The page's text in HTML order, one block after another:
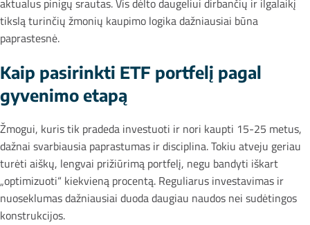
aktualus pinigų srautas. Vis dėlto daugeliui dirbančių ir ilgalaikį
tikslą turinčių žmonių kaupimo logika dažniausiai būna
paprastesnė.
Kaip pasirinkti ETF portfelį pagal
gyvenimo etapą
Žmogui, kuris tik pradeda investuoti ir nori kaupti 15-25 metus,
dažnai svarbiausia paprastumas ir disciplina. Tokiu atveju geriau
turėti aiškų, lengvai prižiūrimą portfelį, negu bandyti iškart
„optimizuoti“ kiekvieną procentą. Reguliarus investavimas ir
nuoseklumas dažniausiai duoda daugiau naudos nei sudėtingos
konstrukcijos.